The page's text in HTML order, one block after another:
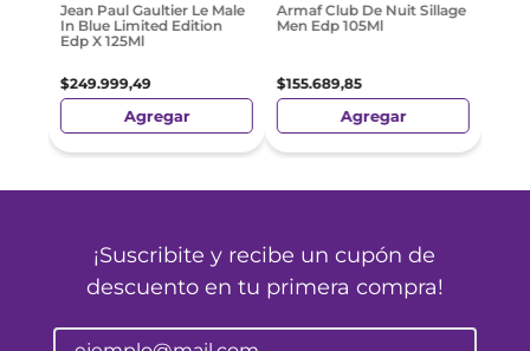
Jean Paul Gaultier Le Male
In Blue Limited Edition
Edp X 125Ml
$249.999,49
Agregar
Armaf Club De Nuit Sillage
Men Edp 105Ml
$155.689,85
Agregar
¡Suscribite y recibe un cupón de
descuento en tu primera compra!